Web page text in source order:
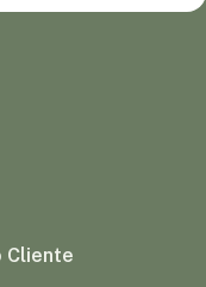
Cliente